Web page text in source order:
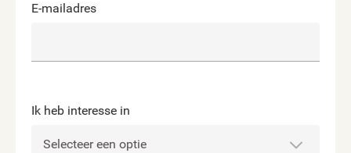
E-mailadres
Ik heb interesse in